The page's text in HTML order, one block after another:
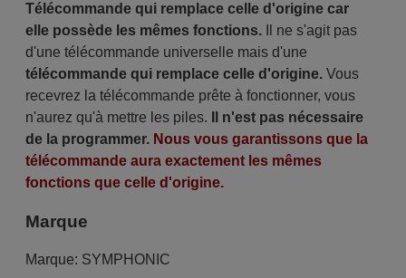
Télécommande qui remplace celle d'origine car
elle possède les mêmes fonctions.Il ne s'agit pas
d'une télécommande universelle mais d'une
télécommande qui remplace celle d'origine.Vous
recevrez la télécommande prête à fonctionner, vous
n'aurez qu'à mettre les piles.
Il n'est pas nécessaire
de la programmer. Nous vous garantissons que la
télécommande aura exactement les mêmes
fonctions que celle d'origine.
Marque
Marque: SYMPHONIC